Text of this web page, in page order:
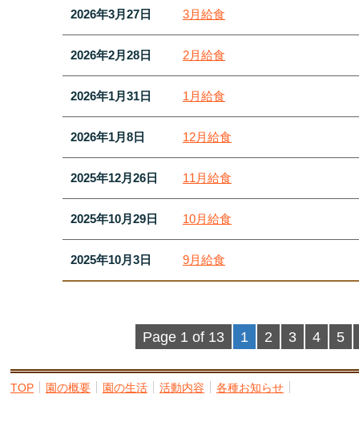
2026年3月27日 3月給食
2026年2月28日 2月給食
2026年1月31日 1月給食
2026年1月8日 12月給食
2025年12月26日 11月給食
2025年10月29日 10月給食
2025年10月3日 9月給食
Page 1 of 13 1 2 3 4 5
TOP 園の概要 園の生活 活動内容 各種お知らせ